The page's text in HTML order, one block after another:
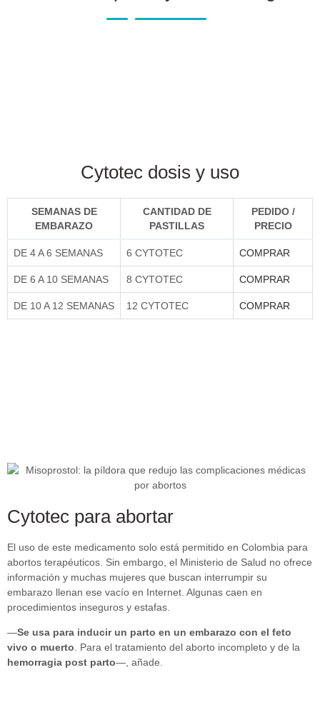
Cytotec dosis y uso
SEMANAS DE
EMBARAZO
CANTIDAD DE
PASTILLAS
PEDIDO /
PRECIO
DE 4 A 6 SEMANAS 6 CYTOTEC COMPRAR
DE 6 A 10 SEMANAS 8 CYTOTEC COMPRAR
DE 10 A 12 SEMANAS 12 CYTOTEC COMPRAR
Cytotec para abortar
El uso de este medicamento solo está permitido en Colombia para
abortos terapéuticos. Sin embargo, el Ministerio de Salud no ofrece
información y muchas mujeres que buscan interrumpir su
embarazo llenan ese vacío en Internet. Algunas caen en
procedimientos inseguros y estafas.
—Se usa para inducir un parto en un embarazo con el feto
vivo o muerto . Para el tratamiento del aborto incompleto y de la
hemorragia post parto—, añade.